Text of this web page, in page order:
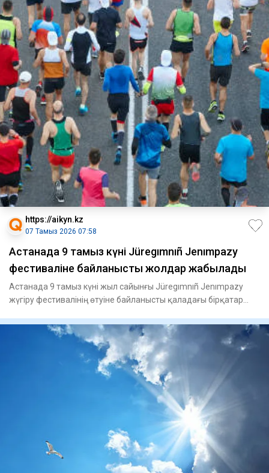
https://aikyn.kz
07 Тамыз 2026 07:58
Астанада 9 тамыз күні Jüregımnıñ Jenımpazy
фестиваліне байланысты жолдар жабылады
Астанада 9 тамыз күні жыл сайынғы Jüregımnıñ Jenımpazy
жүгіру фестивалінің өтуіне байланысты қаладағы бірқатар